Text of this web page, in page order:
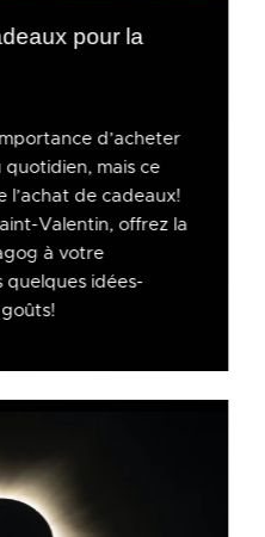
pour la
d’acheter
mais ce
l’achat de cadeaux!
Valentin, offrez la
à votre
quelques idées-